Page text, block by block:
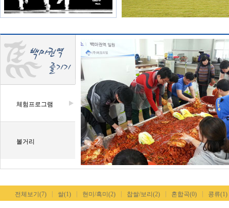
체험프로그램
볼거리
전체보기(7) 쌀(1) 현미/흑미(2) 찹쌀/보리(2) 혼합곡(0) 콩류(1)